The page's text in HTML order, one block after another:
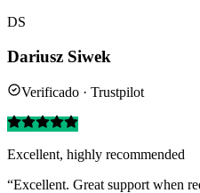
DS
Dariusz Siwek
Verificado · Trustpilot
Excellent, highly recommended
“Excellent. Great support when